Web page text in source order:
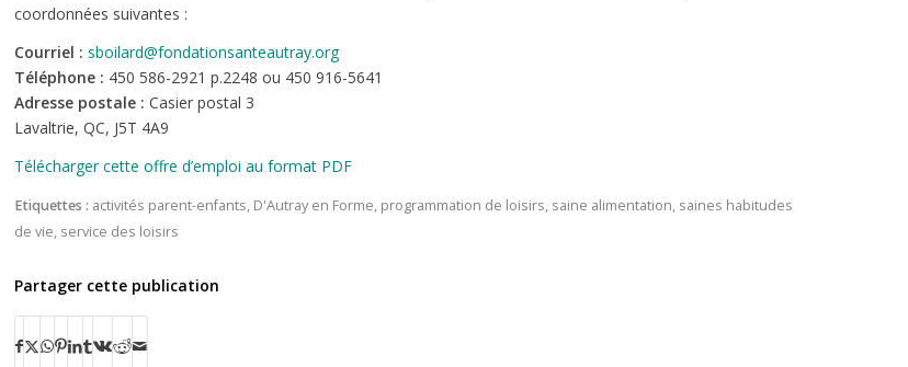
coordonnées suivantes :
Courriel : sboilard@fondationsanteautray.org
Téléphone : 450 586-2921 p.2248 ou 450 916-5641
Adresse postale : Casier postal 3
Lavaltrie, QC, J5T 4A9
Télécharger cette offre d’emploi au format PDF
Etiquettes : activités parent-enfants, D'Autray en Forme, programmation de loisirs, saine alimentation, saines habitudes
de vie, service des loisirs
Partager cette publication